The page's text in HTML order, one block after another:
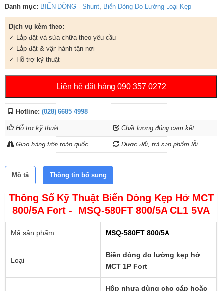
Danh mục: BIẾN DÒNG - Shunt, Biến Dòng Đo Lường Loại Kẹp
Dịch vụ kèm theo:
✓ Lắp đặt và sửa chữa theo yêu cầu
✓ Lắp đặt & vận hành tận nơi
✓ Hỗ trợ kỹ thuật
Liên hệ đặt hàng 090 357 0272
Hotline: (028) 6685 4998
Hỗ trợ kỹ thuật Chất lượng đúng cam kết
Giao hàng trên toàn quốc Được đổi, trả sản phẩm lỗi
Mô tả Thông tin bổ sung
Thông Số Kỹ Thuật Biến Dòng Kẹp Hở MCT
800/5A Fort - MSQ-580FT 800/5A CL1 5VA
Mã sản phẩm MSQ-580FT 800/5A
Loại
Biến dòng đo lường kẹp hở
MCT 1P Fort
Hộp nhựa dùng cho cáp hoặc